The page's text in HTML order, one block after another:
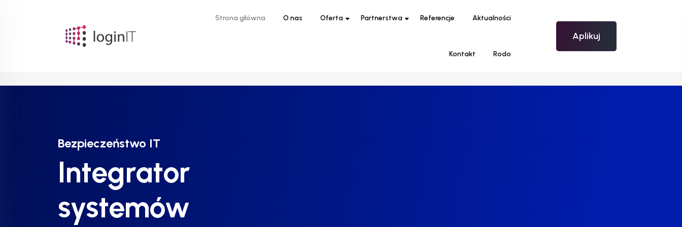
Strona główna O nas Oferta Partnerstwa Referencje Aktualności
Kontakt Rodo
Aplikuj
Bezpieczeństwo IT
Integrator
systemów
Bezpieczeństwo IT
Integrator
systemów
Bezpieczeństwo IT
Integrator
systemów